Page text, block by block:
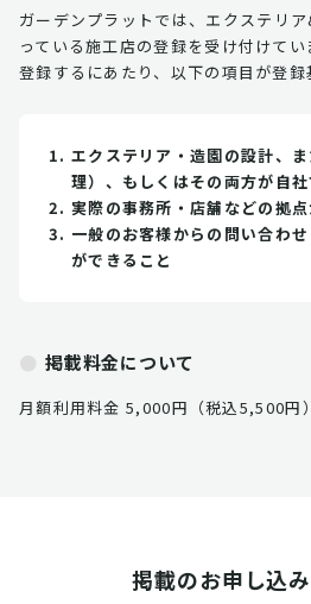
ガーデンプラットでは、エクステリ
っている施工店の登録を受け付けてい
登録するにあたり、以下の項目が登録
エクステリア・造園の設計、
理）、もしくはその両方が自社
実際の事務所・店舗などの拠
一般のお客様からの問い合わ
ができること
掲載料金について
月額利用料金 5,000円（税込5,500円）
掲載のお申し込